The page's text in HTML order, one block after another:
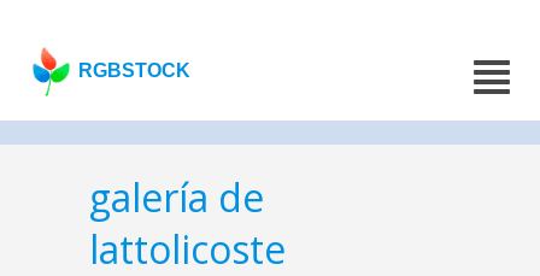
RGBSTOCK
galería de
lattolicoste